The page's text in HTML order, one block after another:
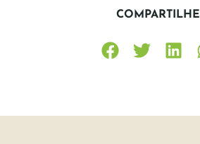
COMPARTILHE